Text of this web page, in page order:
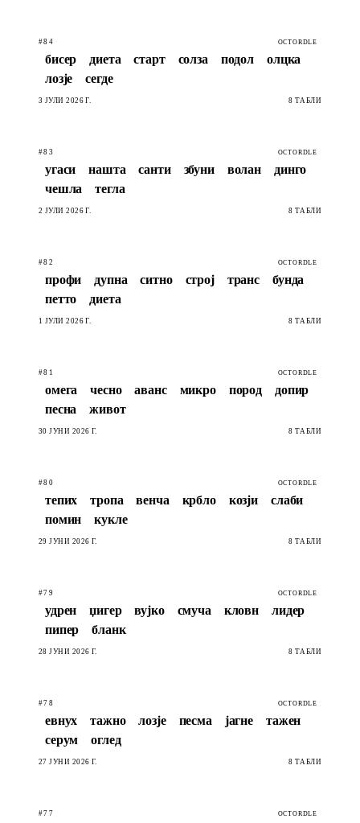
#84 OCTORDLE
бисер диета старт солза подол
олцка
лозје
сегде
3 ЈУЛИ 2026 Г. 8 ТАБЛИ
#83 OCTORDLE
угаси нашта санти збуни волан
динго
чешла
тегла
2 ЈУЛИ 2026 Г. 8 ТАБЛИ
#82 OCTORDLE
профи дупна ситно строј транс
бунда
петто
диета
1 ЈУЛИ 2026 Г. 8 ТАБЛИ
#81 OCTORDLE
омега чесно аванс микро пород
допир
песна
живот
30 ЈУНИ 2026 Г. 8 ТАБЛИ
#80 OCTORDLE
тепих тропа венча крбло козји
слаби
помин
кукле
29 ЈУНИ 2026 Г. 8 ТАБЛИ
#79 OCTORDLE
удрен џигер вујко смуча кловн
лидер
пипер
бланк
28 ЈУНИ 2026 Г. 8 ТАБЛИ
#78 OCTORDLE
евнух тажно лозје песма јагне
тажен
серум
оглед
27 ЈУНИ 2026 Г. 8 ТАБЛИ
#77 OCTORDLE